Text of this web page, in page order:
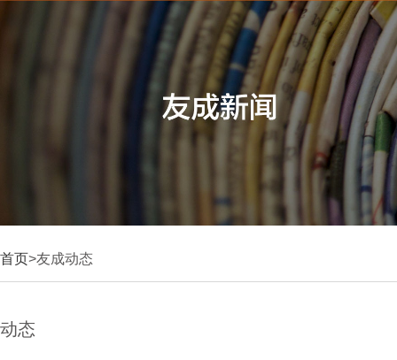
首页>友成动态
动态